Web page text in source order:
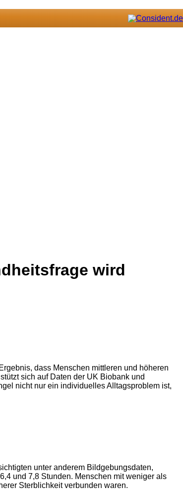
wird
dass Menschen mittleren und höheren
sich auf Daten der UK Biobank und
nicht nur ein individuelles Alltagsproblem ist,
unter anderem Bildgebungsdaten,
und 7,8 Stunden. Menschen mit weniger als
Sterblichkeit verbunden waren.